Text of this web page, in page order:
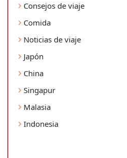
Consejos de viaje
Comida
Noticias de viaje
Japón
China
Singapur
Malasia
Indonesia